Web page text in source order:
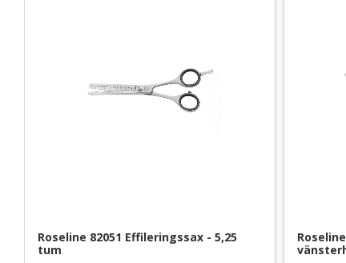
Roseline 82051 Effileringssax - 5,25
tum